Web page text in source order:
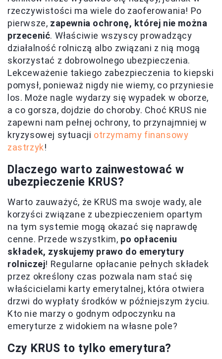
rzeczywistości ma wiele do zaoferowania! Po
pierwsze, zapewnia ochronę, której nie można
przecenić. Właściwie wszyscy prowadzący
działalność rolniczą albo związani z nią mogą
skorzystać z dobrowolnego ubezpieczenia.
Lekceważenie takiego zabezpieczenia to kiepski
pomysł, ponieważ nigdy nie wiemy, co przyniesie
los. Może nagle wydarzy się wypadek w oborze,
a co gorsza, dojdzie do choroby. Choć KRUS nie
zapewni nam pełnej ochrony, to przynajmniej w
kryzysowej sytuacji otrzymamy finansowy
zastrzyk!
Dlaczego warto zainwestować w
ubezpieczenie KRUS?
Warto zauważyć, że KRUS ma swoje wady, ale
korzyści związane z ubezpieczeniem opartym
na tym systemie mogą okazać się naprawdę
cenne. Przede wszystkim, po opłaceniu
składek, zyskujemy prawo do emerytury
rolniczej! Regularne opłacanie pełnych składek
przez określony czas pozwala nam stać się
właścicielami karty emerytalnej, która otwiera
drzwi do wypłaty środków w późniejszym życiu.
Kto nie marzy o godnym odpoczynku na
emeryturze z widokiem na własne pole?
Czy KRUS to tylko emerytura?